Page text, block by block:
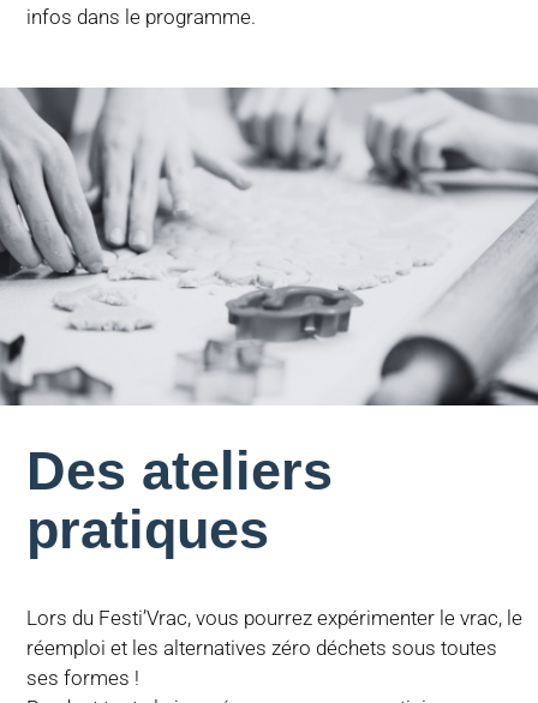
infos dans le programme.
Des ateliers
pratiques
Lors du Festi’Vrac, vous pourrez expérimenter le vrac, le
réemploi et les alternatives zéro déchets sous toutes
ses formes !